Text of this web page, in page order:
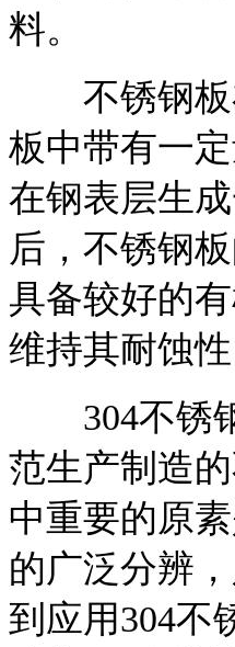
料。
不锈钢板
板中带有一
在钢表层生
后，不锈钢
具备较好的
维持其耐蚀性
304不锈钢
范生产制造
中重要的原
的广泛分辨
到应用304不